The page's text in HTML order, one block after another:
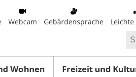
Webcam Gebärdensprache
Wohnen Freizeit und